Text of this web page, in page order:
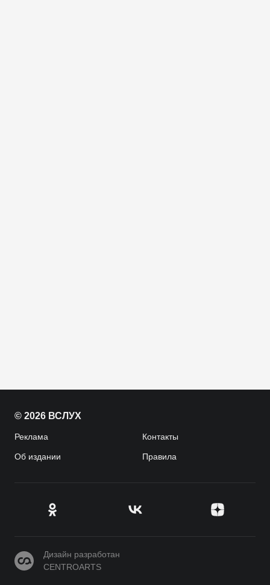
© 2026 ВСЛУХ
Реклама Контакты
Об издании Правила
CENTROARTS